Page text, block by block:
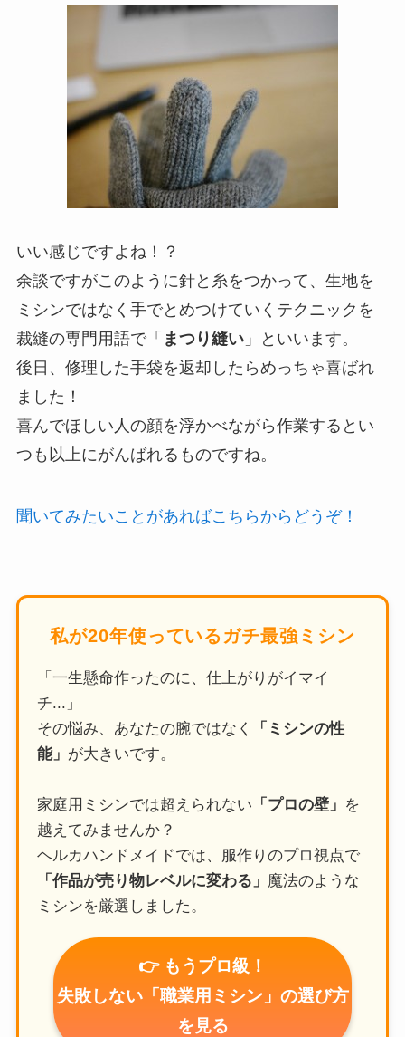
いい感じですよね！？
余談ですがこのように針と糸をつかって、生地を
ミシンではなく手でとめつけていくテクニックを
裁縫の専門用語で「 まつり縫い」といいます。
後日、修理した手袋を返却したらめっちゃ喜ばれ
ました！
喜んでほしい人の顔を浮かべながら作業するとい
つも以上にがんばれるものですね。
聞いてみたいことがあればこちらからどうぞ！
私が20年使っているガチ最強ミシン
「一生懸命作ったのに、仕上がりがイマイ
チ...」
その悩み、あなたの腕ではなく
「ミシンの性
能」 が大きいです。
家庭用ミシンでは超えられない 「プロの壁」 を
越えてみませんか？
ヘルカハンドメイドでは、服作りのプロ視点で
「作品が売り物レベルに変わる」 魔法のような
ミシンを厳選しました。
👉 もうプロ級！
失敗しない「職業用ミシン」の選び方
を見る